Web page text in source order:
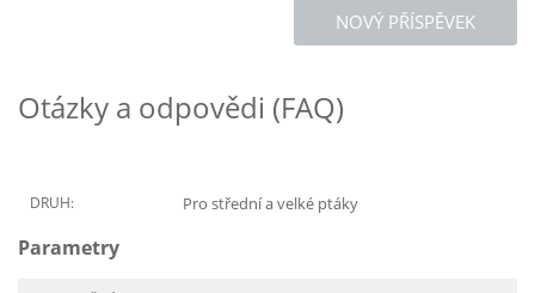
NOVÝ PŘÍSPĚVEK
Otázky a odpovědi (FAQ)
DRUH: Pro střední a velké ptáky
Parametry